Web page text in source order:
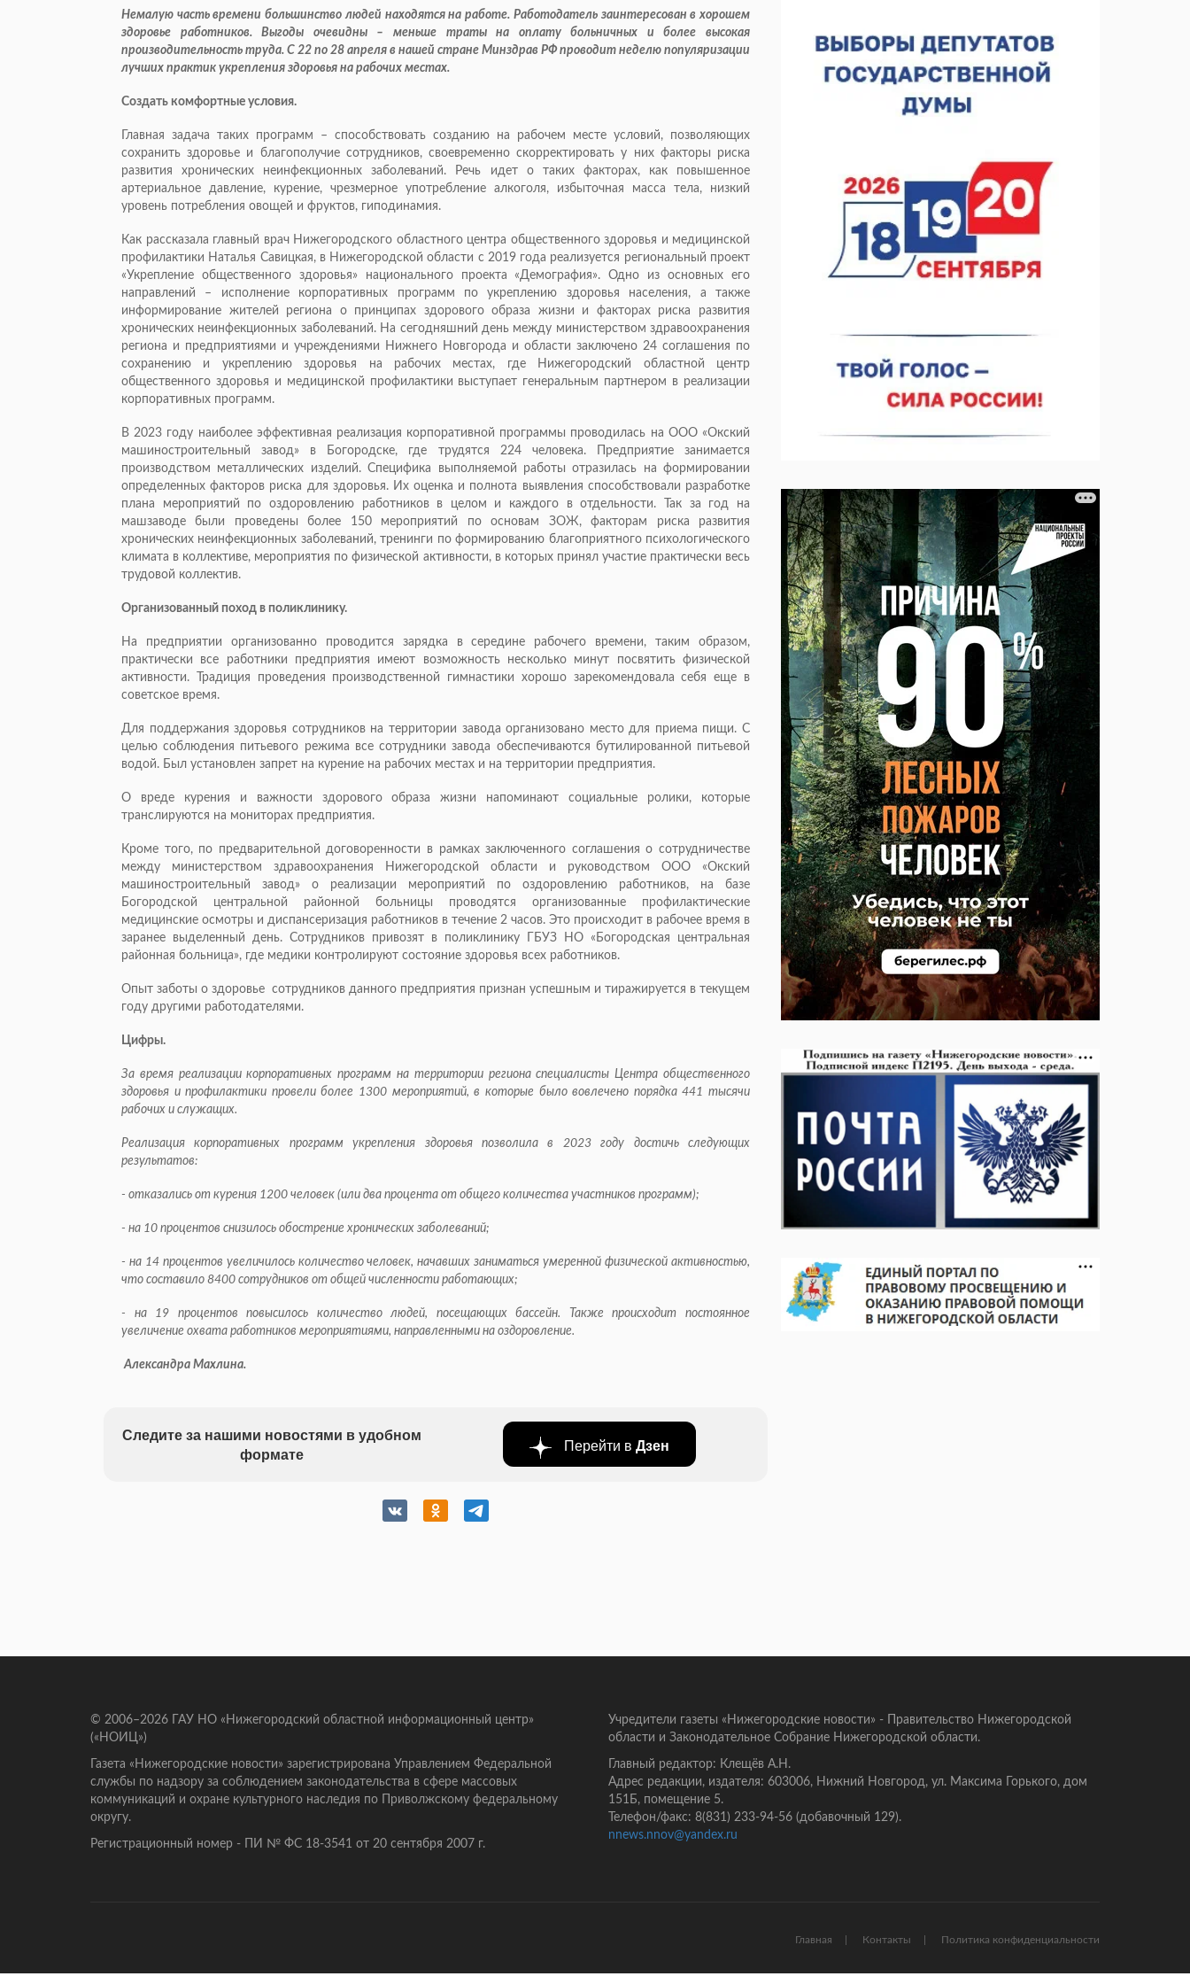
Немалую часть времени большинство людей находятся на работе. Работодатель заинтересован в хорошем
здоровье работников. Выгоды очевидны – меньше траты на оплату больничных и более высокая
производительность труда. С 22 по 28 апреля в нашей стране Минздрав РФ проводит неделю популяризации
лучших практик укрепления здоровья на рабочих местах.
Создать комфортные условия.
Главная задача таких программ – способствовать созданию на рабочем месте условий, позволяющих
сохранить здоровье и благополучие сотрудников, своевременно скорректировать у них факторы риска
развития хронических неинфекционных заболеваний. Речь идет о таких факторах, как повышенное
артериальное давление, курение, чрезмерное употребление алкоголя, избыточная масса тела, низкий
уровень потребления овощей и фруктов, гиподинамия.
Как рассказала главный врач Нижегородского областного центра общественного здоровья и медицинской
профилактики Наталья Савицкая, в Нижегородской области с 2019 года реализуется региональный проект
«Укрепление общественного здоровья» национального проекта «Демография». Одно из основных его
направлений – исполнение корпоративных программ по укреплению здоровья населения, а также
информирование жителей региона о принципах здорового образа жизни и факторах риска развития
хронических неинфекционных заболеваний. На сегодняшний день между министерством здравоохранения
региона и предприятиями и учреждениями Нижнего Новгорода и области заключено 24 соглашения по
сохранению и укреплению здоровья на рабочих местах, где Нижегородский областной центр
общественного здоровья и медицинской профилактики выступает генеральным партнером в реализации
корпоративных программ.
В 2023 году наиболее эффективная реализация корпоративной программы проводилась на ООО «Окский
машиностроительный завод» в Богородске, где трудятся 224 человека. Предприятие занимается
производством металлических изделий. Специфика выполняемой работы отразилась на формировании
определенных факторов риска для здоровья. Их оценка и полнота выявления способствовали разработке
плана мероприятий по оздоровлению работников в целом и каждого в отдельности. Так за год на
машзаводе были проведены более 150 мероприятий по основам ЗОЖ, факторам риска развития
хронических неинфекционных заболеваний, тренинги по формированию благоприятного психологического
климата в коллективе, мероприятия по физической активности, в которых принял участие практически весь
трудовой коллектив.
Организованный поход в поликлинику.
На предприятии организованно проводится зарядка в середине рабочего времени, таким образом,
практически все работники предприятия имеют возможность несколько минут посвятить физической
активности. Традиция проведения производственной гимнастики хорошо зарекомендовала себя еще в
советское время.
Для поддержания здоровья сотрудников на территории завода организовано место для приема пищи. С
целью соблюдения питьевого режима все сотрудники завода обеспечиваются бутилированной питьевой
водой. Был установлен запрет на курение на рабочих местах и на территории предприятия.
О вреде курения и важности здорового образа жизни напоминают социальные ролики, которые
транслируются на мониторах предприятия.
Кроме того, по предварительной договоренности в рамках заключенного соглашения о сотрудничестве
между министерством здравоохранения Нижегородской области и руководством ООО «Окский
машиностроительный завод» о реализации мероприятий по оздоровлению работников, на базе
Богородской центральной районной больницы проводятся организованные профилактические
медицинские осмотры и диспансеризация работников в течение 2 часов. Это происходит в рабочее время в
заранее выделенный день. Сотрудников привозят в поликлинику ГБУЗ НО «Богородская центральная
районная больница», где медики контролируют состояние здоровья всех работников.
Опыт заботы о здоровье сотрудников данного предприятия признан успешным и тиражируется в текущем
году другими работодателями.
Цифры.
За время реализации корпоративных программ на территории региона специалисты Центра общественного
здоровья и профилактики провели более 1300 мероприятий, в которые было вовлечено порядка 441 тысячи
рабочих и служащих.
Реализация корпоративных программ укрепления здоровья позволила в 2023 году достичь следующих
результатов:
- отказались от курения 1200 человек (или два процента от общего количества участников программ);
- на 10 процентов снизилось обострение хронических заболеваний;
- на 14 процентов увеличилось количество человек, начавших заниматься умеренной физической активностью,
что составило 8400 сотрудников от общей численности работающих;
- на 19 процентов повысилось количество людей, посещающих бассейн. Также происходит постоянное
увеличение охвата работников мероприятиями, направленными на оздоровление.
Александра Махлина.
Следите за нашими новостями в удобном
формате
Перейти в Дзен
06.08.2026 15:26
Видели ночь, бежали всю ночь... На
Нижневолжской набережной прошел необычный
06.08.2026 15:05
Нижегородские хирурги выполнили трансоральную
операцию на щитовидной железе
06.08.2026 15:03
© 2006–2026 ГАУ НО «Нижегородский областной информационный центр»
(«НОИЦ»)
Газета «Нижегородские новости» зарегистрирована Управлением Федеральной
службы по надзору за соблюдением законодательства в сфере массовых
коммуникаций и охране культурного наследия по Приволжскому федеральному
округу.
Регистрационный номер - ПИ № ФС 18-3541 от 20 сентября 2007 г.
Учредители газеты «Нижегородские новости» - Правительство Нижегородской
области и Законодательное Собрание Нижегородской области.
Главный редактор: Клещёв А.Н.
Адрес редакции, издателя: 603006, Нижний Новгород, ул. Максима Горького, дом
151Б, помещение 5.
Телефон/факс: 8(831) 233-94-56 (добавочный 129).
nnews.nnov@yandex.ru
Главная Контакты Политика конфиденциальности